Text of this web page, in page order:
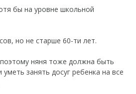
бы на уровне школьной
но не старше 60-ти лет.
няня тоже должна быть
уметь занять досуг ребенка на все